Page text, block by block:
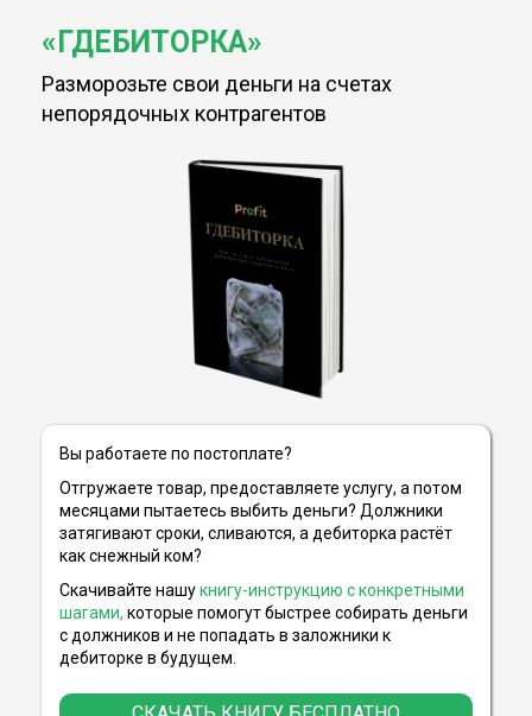
«ГДЕБИТОРКА»
Разморозьте свои деньги на счетах
непорядочных контрагентов
Вы работаете по постоплате?
Отгружаете товар, предоставляете услугу, а потом
месяцами пытаетесь выбить деньги? Должники
затягивают сроки, сливаются, адебиторка растёт
как снежный ком?
Скачивайте нашукнигу-инструкцию с конкретными
шагами, которые помогут быстрее собирать деньги
с должников и не попадать в заложники к
дебиторке в будущем.